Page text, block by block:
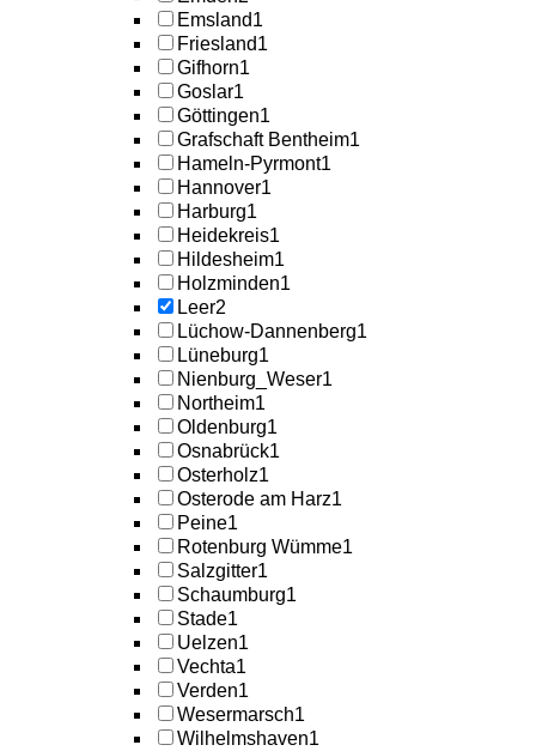
Emsland1
Friesland1
Gifhorn1
Goslar1
Göttingen1
Grafschaft Bentheim1
Hameln-Pyrmont1
Hannover1
Harburg1
Heidekreis1
Hildesheim1
Holzminden1
Leer2
Lüchow-Dannenberg1
Lüneburg1
Nienburg_Weser1
Northeim1
Oldenburg1
Osnabrück1
Osterholz1
Osterode am Harz1
Peine1
Rotenburg Wümme1
Salzgitter1
Schaumburg1
Stade1
Uelzen1
Vechta1
Verden1
Wesermarsch1
Wilhelmshaven1